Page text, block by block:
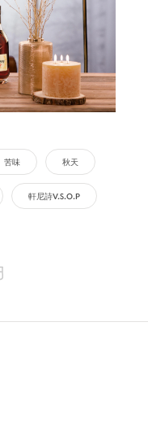
苦味 秋天
軒尼詩V.S.O.P
easy